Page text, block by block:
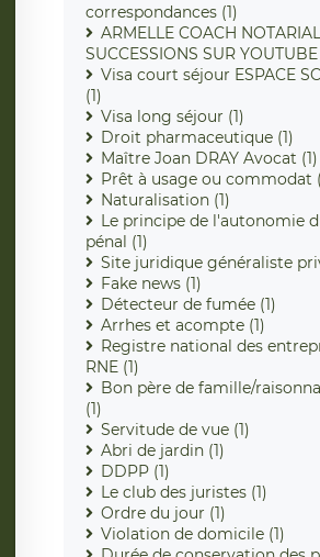
correspondances (1)
ARMELLE COACH NOTARIAL
SUCCESSIONS SUR YOUTUBE
Visa court séjour ESPACE
(1)
Visa long séjour (1)
Droit pharmaceutique (1)
Maître Joan DRAY Avocat (1)
Prêt à usage ou commodat
Naturalisation (1)
Le principe de l'autonomie
pénal (1)
Site juridique généraliste
Fake news (1)
Détecteur de fumée (1)
Arrhes et acompte (1)
Registre national des
RNE (1)
Bon père de famille/
(1)
Servitude de vue (1)
Abri de jardin (1)
DDPP (1)
Le club des juristes (1)
Ordre du jour (1)
Violation de domicile (1)